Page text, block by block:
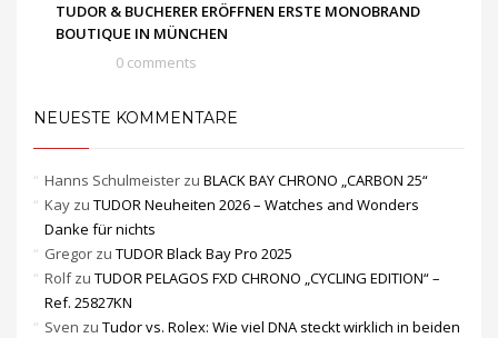
TUDOR & BUCHERER ERÖFFNEN ERSTE MONOBRAND
BOUTIQUE IN MÜNCHEN
0 comments
NEUESTE KOMMENTARE
Hanns Schulmeister zu BLACK BAY CHRONO „CARBON 25“
Kay zu TUDOR Neuheiten 2026 – Watches and Wonders
Danke für nichts
Gregor zu TUDOR Black Bay Pro 2025
Rolfzu TUDOR PELAGOS FXD CHRONO „CYCLING EDITION“ –
Ref. 25827KN
Sven zu Tudor vs. Rolex: Wie viel DNA steckt wirklich in beiden